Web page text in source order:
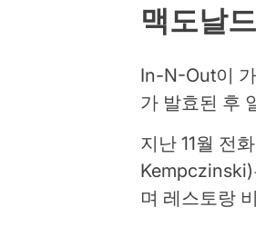
맥도날
In-N-Out이
가 발효된 후
지난 11월 전
Kempczinski)
며 레스토랑